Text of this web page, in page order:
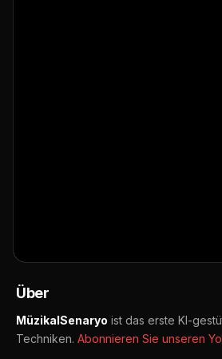
Über
MüzikalSenaryo ist das erste KI-
Techniken. Abonnieren Sie unseren